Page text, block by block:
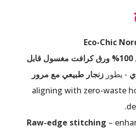
Eco-Chic
100% ورق كرافت مغسول قابل
- يطور زنجار طبيعي مع مرور
, aligning with zero-waste
Raw-edge stitching –